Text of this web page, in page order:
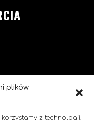
plików
z technologii,